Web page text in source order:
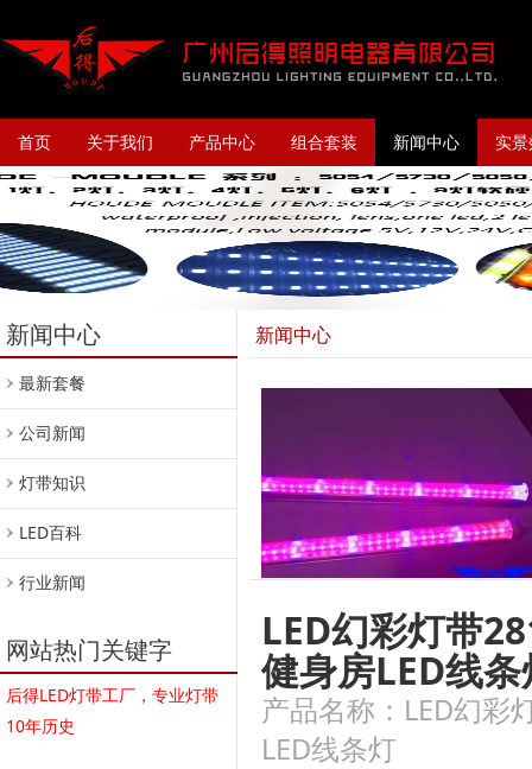
首页 关于我们 产品中心 组合套装 新闻中心 实
新闻中心
最新套餐
公司新闻
灯带知识
LED百科
行业新闻
网站热门关键字
后得LED灯带工厂，专业灯带
10年历史
新闻中心
LED幻彩灯带
健身房LED线条
产品名称：LED幻彩
LED线条灯